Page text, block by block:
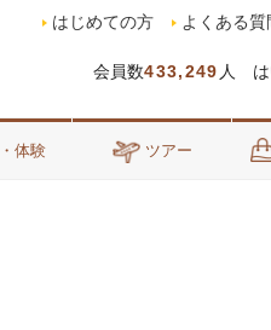
会員数433,249 人 は
はじめての方 よくある
体験 ツアー